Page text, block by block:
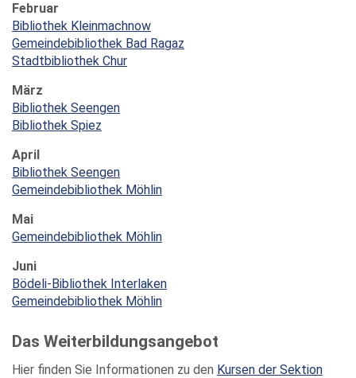
Februar
Bibliothek Kleinmachnow
Gemeindebibliothek Bad Ragaz
Stadtbibliothek Chur
März
Bibliothek Seengen
Bibliothek Spiez
April
Bibliothek Seengen
Gemeindebibliothek Möhlin
Mai
Gemeindebibliothek Möhlin
Juni
Bödeli-Bibliothek Interlaken
Gemeindebibliothek Möhlin
Das Weiterbildungsangebot
Hier finden Sie Informationen zu den Kursen der Sektion